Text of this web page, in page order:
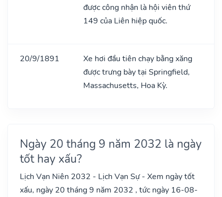
được công nhận là hội viên thứ
149 của Liên hiệp quốc.
20/9/1891
Xe hơi đầu tiên chạy bằng xăng
được trưng bày tại Springfield,
Massachusetts, Hoa Kỳ.
Ngày 20 tháng 9 năm 2032 là ngày
tốt hay xấu?
Lịch Vạn Niên 2032 - Lịch Vạn Sự - Xem ngày tốt
xấu, ngày 20 tháng 9 năm 2032 , tức ngày 16-08-